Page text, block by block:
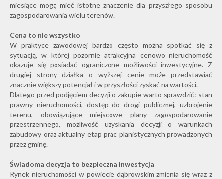
miesiące mogą mieć istotne znaczenie dla przyszłego sposobu
zagospodarowania wielu terenów.
Cena to nie wszystko
W praktyce zawodowej bardzo często można spotkać się z
sytuacją, w której pozornie atrakcyjna cenowo nieruchomość
okazuje się posiadać ograniczone możliwości inwestycyjne. Z
drugiej strony działka o wyższej cenie może przedstawiać
znacznie większy potencjał i w przyszłości zyskać na wartości.
Dlatego przed podjęciem decyzji o zakupie warto sprawdzić: stan
prawny nieruchomości, dostęp do drogi publicznej, uzbrojenie
terenu, obowiązujące miejscowe plany zagospodarowanie
przestrzennego, możliwość uzyskania decyzji o warunkach
zabudowy oraz aktualny etap prac planistycznych prowadzonych
przez gminę.
Świadoma decyzja to bezpieczna inwestycja
Rynek nieruchomości w powiecie dąbrowskim zmienia się wraz z